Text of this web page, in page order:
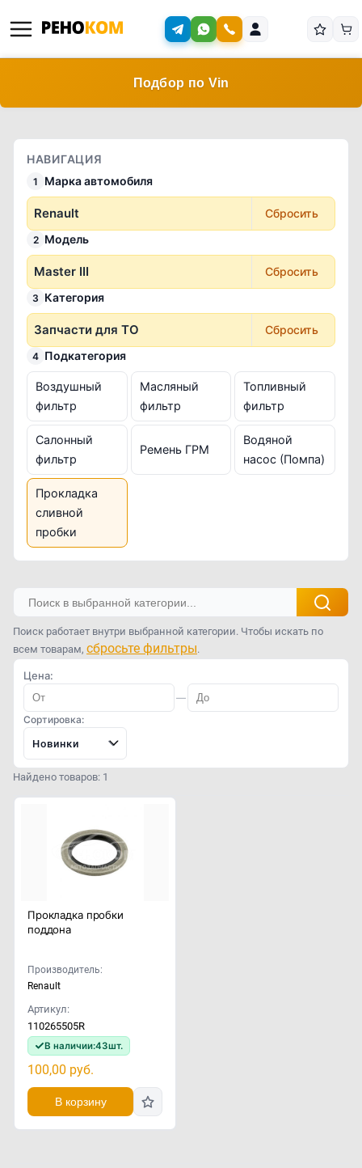
Подбор по Vin
НАВИГАЦИЯ
1 Марка автомобиля
Renault Сбросить
2 Модель
Master III Сбросить
3 Категория
Запчасти для ТО Сбросить
4 Подкатегория
Воздушный
фильтр
Масляный
фильтр
Топливный
фильтр
Салонный
фильтр
Ремень ГРМ
Водяной
насос (Помпа)
Прокладка
сливной
пробки
Поиск работает внутри выбранной категории. Чтобы искать по
всем товарам, сбросьте фильтры.
Цена:
—
Сортировка:
Новинки
Найдено товаров: 1
Прокладка пробки
поддона
Производитель:
Renault
Артикул:
110265505R
В наличии:43шт.
100,00 руб.
В корзину